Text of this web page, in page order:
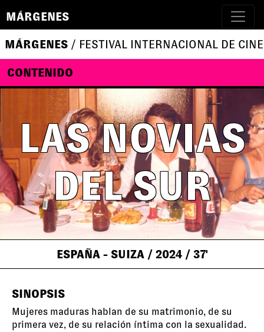
MÁRGENES
MÁRGENES / FESTIVAL INTERNACIONAL DE
CONTENIDO
LAS NOVIAS
DEL SUR
ESPAÑA - SUIZA / 2024 / 37'
SINOPSIS
Mujeres maduras hablan de su matrimonio, de su
primera vez, de su relación íntima con la sexualidad.